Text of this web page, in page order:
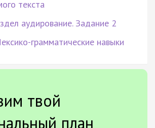
текста
аудирование. Задание 2
грамматические навыки
твой
план